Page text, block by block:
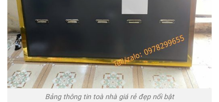
Bảng thông tin toà nhà giá rẻ đẹp nổi bật